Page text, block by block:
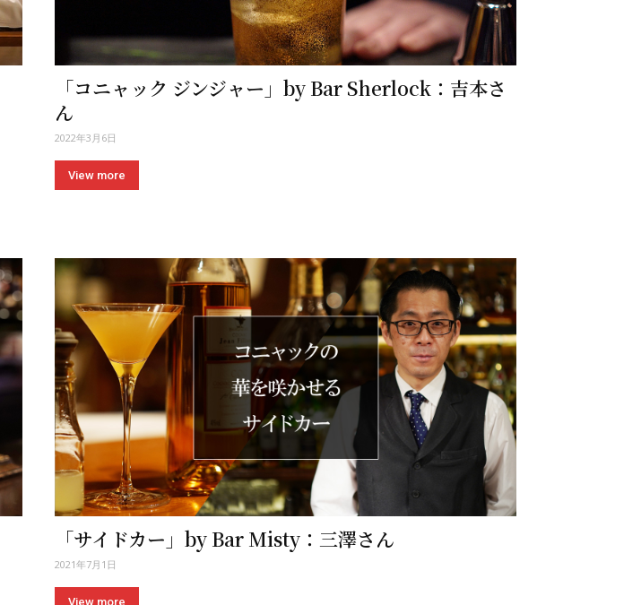
「コニャック ジンジャー」by Bar Sherlock：吉本さ
ん
2022年3月6日
View more
「サイドカー」by Bar Misty：三澤さん
2021年7月1日
View more